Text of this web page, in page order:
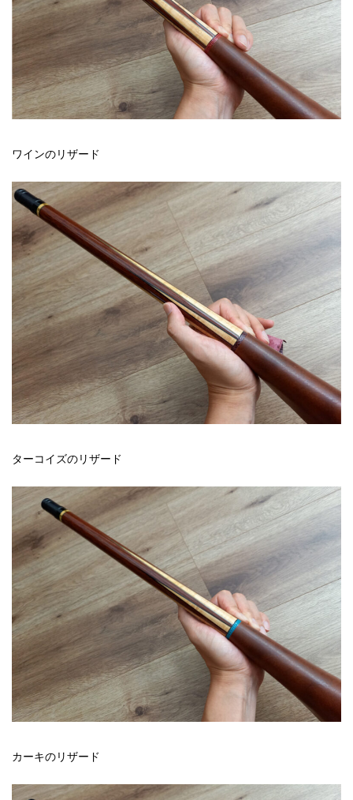
ワインのリザード
ターコイズのリザード
カーキのリザード